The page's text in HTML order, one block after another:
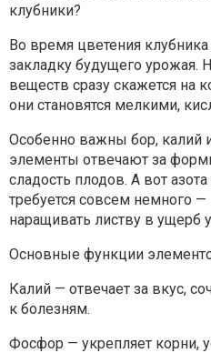
клубники?
Во время цветения клубника
закладку будущего урожая.
веществ сразу скажется на
они становятся мелкими,
Особенно важны бор, калий
элементы отвечают за
сладость плодов. А вот
требуется совсем немного —
наращивать листву в ущерб
Основные функции
Калий — отвечает за вкус,
к болезням.
Фосфор — укрепляет корни,